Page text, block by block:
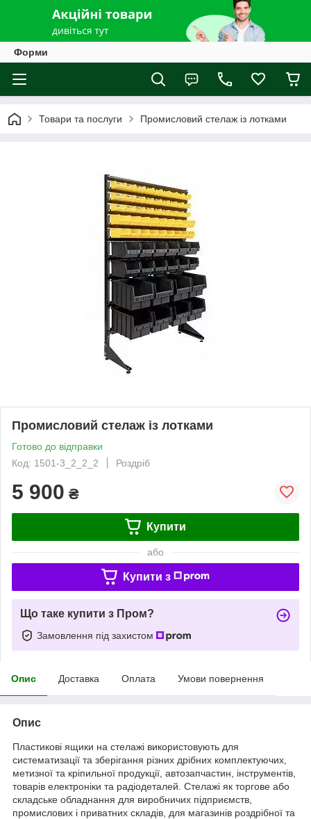
Форми
Товари та послуги Промисловий стелаж із лотками
Промисловий стелаж із лотками
Готово до відправки
Код: 1501-3_2_2_2
Роздріб
5 900 ₴
Купити
або
Купити з
Що таке купити з Пром?
Замовлення під захистом
Опис Доставка Оплата Умови повернення
Опис
Пластикові ящики на стелажі використовують для
систематизації та зберігання різних дрібних комплектуючих,
метизної та кріпильної продукції, автозапчастин, інструментів,
товарів електроніки та радіодеталей. Стелажі як торгове або
складське обладнання для виробничих підприємств,
промислових і приватних складів, для магазинів роздрібної та